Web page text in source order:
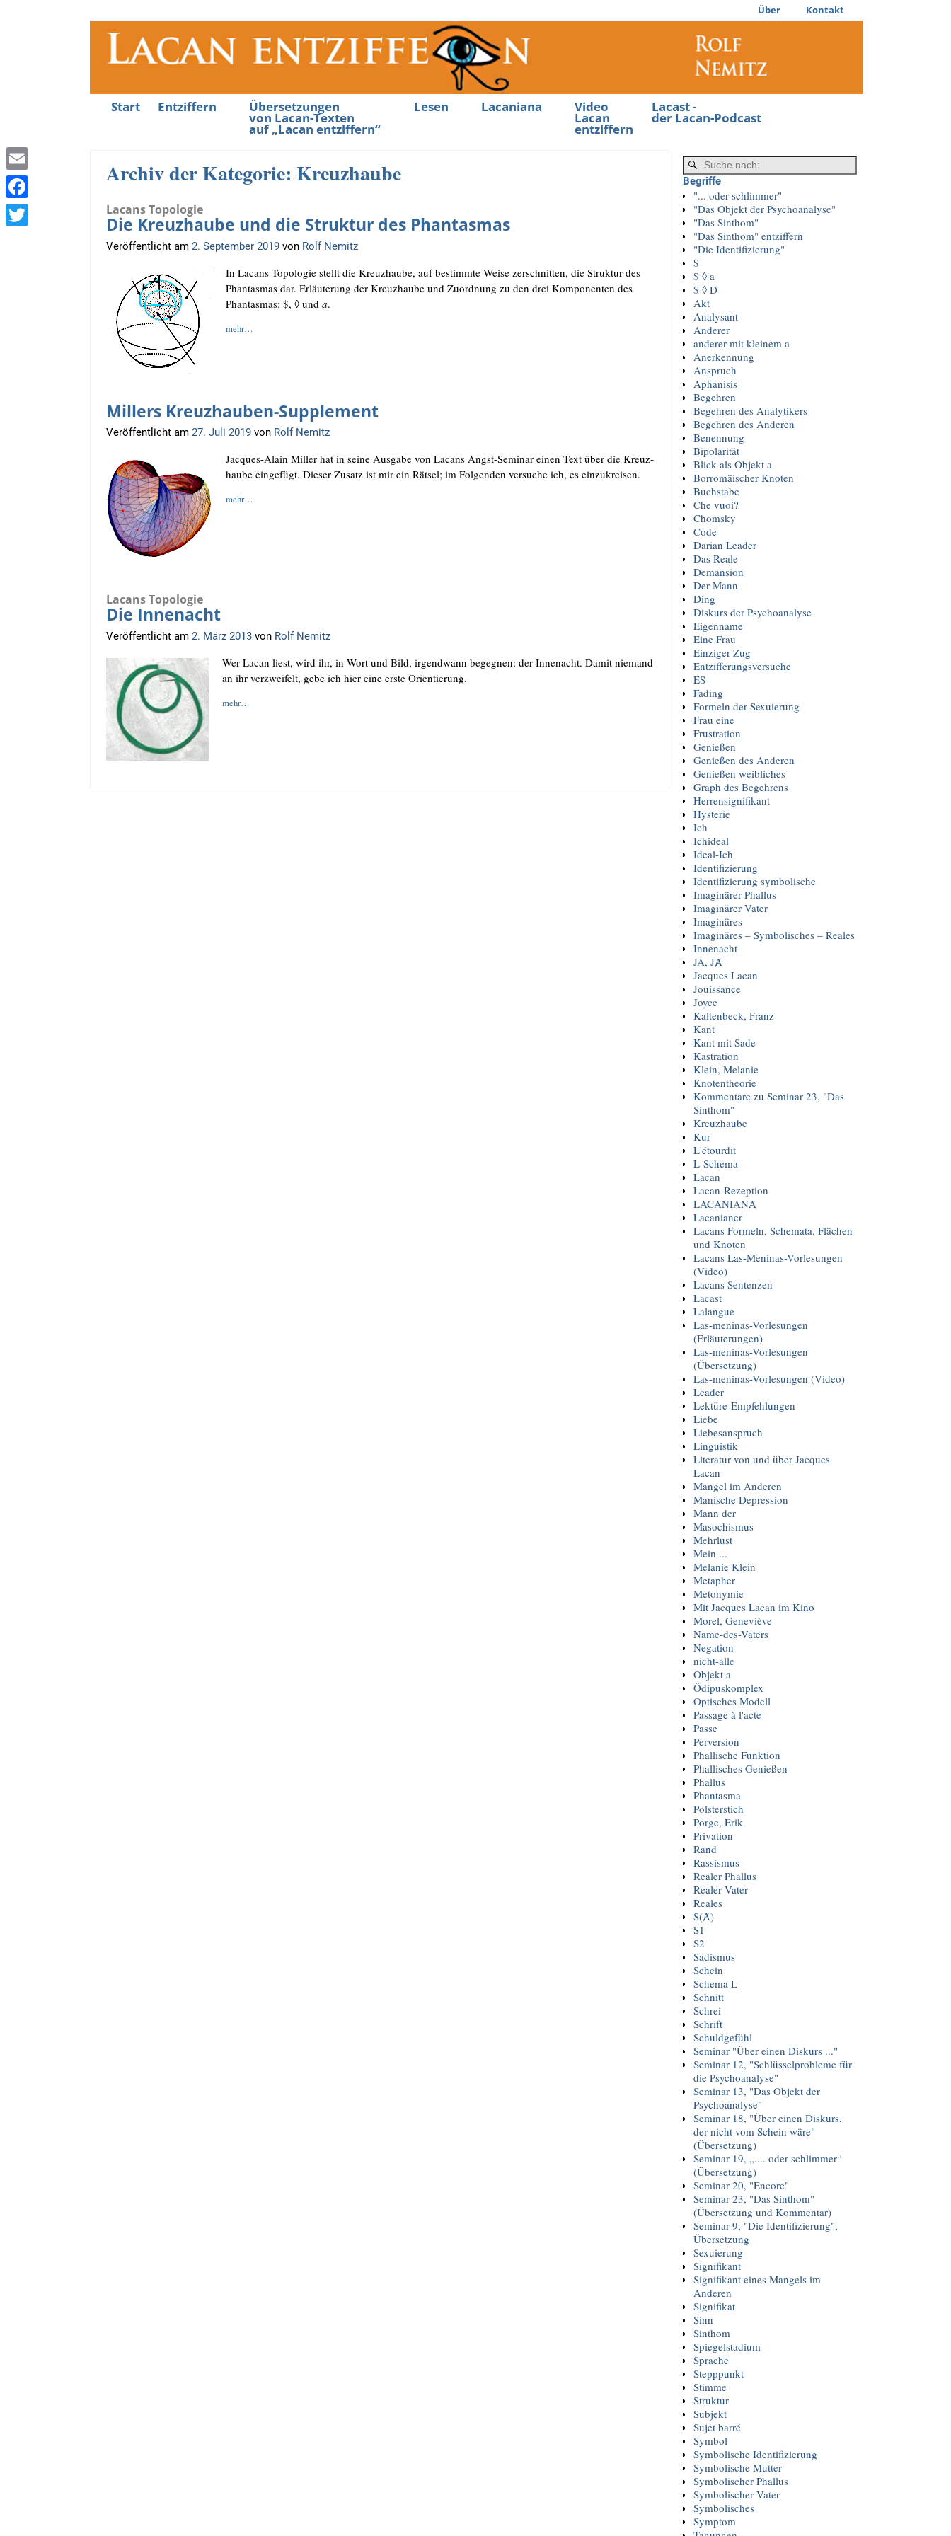
Über Kontakt
Start Entziffern Übersetzungen
von Lacan-Texten
auf „Lacan entziffern“
Lesen Lacaniana Video
Lacan
entziffern
Lacast -
der Lacan-Podcast
Archiv der Kategorie: Kreuzhaube
Lacans Topologie
Die Kreuzhaube und die Struktur des Phantasmas
Veröffentlicht am 2. September 2019 von Rolf Nemitz
In Lacans Topo­lo­gie stellt die Kreuz­hau­be, auf bestimm­te Wei­se zer­schnit­ten, die Struk­tur des
Phan­tas­mas dar. Erläu­te­rung der Kreuz­hau­be und Zuord­nung zu den drei Kom­po­nen­ten des
Phan­tas­mas: $, ◊ und a.
mehr…
Millers Kreuzhauben-Supplement
Veröffentlicht am 27. Juli 2019 von Rolf Nemitz
Jac­ques-Alain Mil­ler hat in sei­ne Aus­ga­be von Lacans Angst-Semi­nar einen Text über die Kreuz­
hau­be ein­ge­fügt. Die­ser Zusatz ist mir ein Rät­sel; im Fol­gen­den ver­su­che ich, es einzukreisen.
mehr…
Lacans Topologie
Die Innenacht
Veröffentlicht am 2. März 2013 von Rolf Nemitz
Wer Lacan liest, wird ihr, in Wort und Bild, irgend­wann begeg­nen: der Innenacht. Damit nie­mand
an ihr ver­zwei­felt, gebe ich hier eine ers­te Orientierung.
mehr…
Begriffe
"... oder schlimmer"
"Das Objekt der Psychoanalyse"
"Das Sinthom"
"Das Sinthom" entziffern
"Die Identifizierung"
$
$ ◊ a
$ ◊ D
Akt
Analysant
Anderer
anderer mit kleinem a
Anerkennung
Anspruch
Aphanisis
Begehren
Begehren des Analytikers
Begehren des Anderen
Benennung
Bipolarität
Blick als Objekt a
Borromäischer Knoten
Buchstabe
Che vuoi?
Chomsky
Code
Darian Leader
Das Reale
Demansion
Der Mann
Ding
Diskurs der Psychoanalyse
Eigenname
Eine Frau
Einziger Zug
Entzifferungsversuche
ES
Fading
Formeln der Sexuierung
Frau eine
Frustration
Genießen
Genießen des Anderen
Genießen weibliches
Graph des Begehrens
Herrensignifikant
Hysterie
Ich
Ichideal
Ideal-Ich
Identifizierung
Identifizierung symbolische
Imaginärer Phallus
Imaginärer Vater
Imaginäres
Imaginäres – Symbolisches – Reales
Innenacht
JA, JȺ
Jacques Lacan
Jouissance
Joyce
Kaltenbeck, Franz
Kant
Kant mit Sade
Kastration
Klein, Melanie
Knotentheorie
Kommentare zu Seminar 23, "Das
Sinthom"
Kreuzhaube
Kur
L'étourdit
L-Schema
Lacan
Lacan-Rezeption
LACANIANA
Lacanianer
Lacans Formeln, Schemata, Flächen
und Knoten
Lacans Las-Meninas-Vorlesungen
(Video)
Lacans Sentenzen
Lacast
Lalangue
Las-meninas-Vorlesungen
(Erläuterungen)
Las-meninas-Vorlesungen
(Übersetzung)
Las-meninas-Vorlesungen (Video)
Leader
Lektüre-Empfehlungen
Liebe
Liebesanspruch
Linguistik
Literatur von und über Jacques
Lacan
Mangel im Anderen
Manische Depression
Mann der
Masochismus
Mehrlust
Mein ...
Melanie Klein
Metapher
Metonymie
Mit Jacques Lacan im Kino
Morel, Geneviève
Name-des-Vaters
Negation
nicht-alle
Objekt a
Ödipuskomplex
Optisches Modell
Passage à l'acte
Passe
Perversion
Phallische Funktion
Phallisches Genießen
Phallus
Phantasma
Polsterstich
Porge, Erik
Privation
Rand
Rassismus
Realer Phallus
Realer Vater
Reales
S(Ⱥ)
S1
S2
Sadismus
Schein
Schema L
Schnitt
Schrei
Schrift
Schuldgefühl
Seminar "Über einen Diskurs ..."
Seminar 12, "Schlüsselprobleme für
die Psychoanalyse"
Seminar 13, "Das Objekt der
Psychoanalyse"
Seminar 18, "Über einen Diskurs,
der nicht vom Schein wäre"
(Übersetzung)
Seminar 19, „.... oder schlimmer“
(Übersetzung)
Seminar 20, "Encore"
Seminar 23, "Das Sinthom"
(Übersetzung und Kommentar)
Seminar 9, "Die Identifizierung",
Übersetzung
Sexuierung
Signifikant
Signifikant eines Mangels im
Anderen
Signifikat
Sinn
Sinthom
Spiegelstadium
Sprache
Stepppunkt
Stimme
Struktur
Subjekt
Sujet barré
Symbol
Symbolische Identifizierung
Symbolische Mutter
Symbolischer Phallus
Symbolischer Vater
Symbolisches
Symptom
E
m
a
F